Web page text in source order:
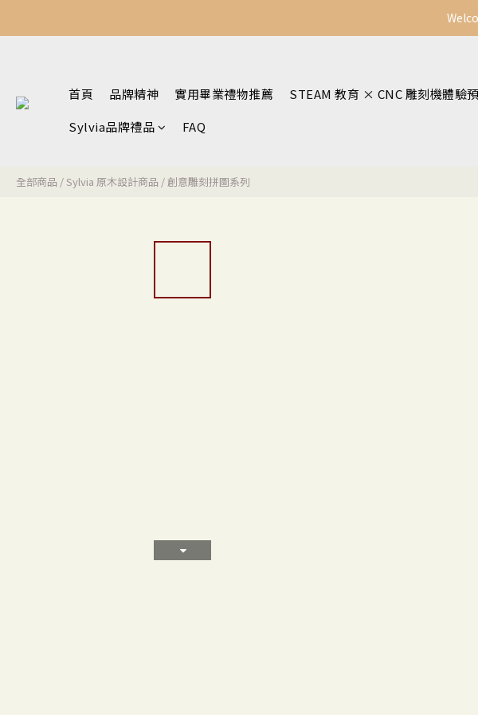
首頁 品牌精神 實用畢業禮物推薦 STEAM 教育 × CNC 雕刻機體驗
Sylvia品牌禮品
FAQ
全部商品 /Sylvia 原木設計商品 /創意雕刻拼圖系列